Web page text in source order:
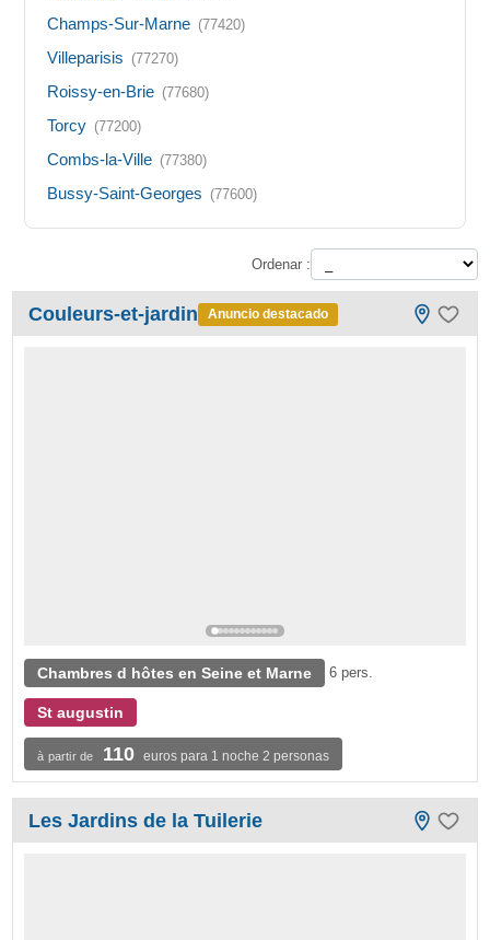
Champs-Sur-Marne (77420)
Villeparisis (77270)
Roissy-en-Brie (77680)
Torcy (77200)
Combs-la-Ville (77380)
Bussy-Saint-Georges (77600)
Ordenar :
Couleurs-et-jardin Anuncio destacado
Chambres d hôtes en Seine et Marne 6 pers.
St augustin
à partir de 110 euros para 1 noche 2 personas
Les Jardins de la Tuilerie